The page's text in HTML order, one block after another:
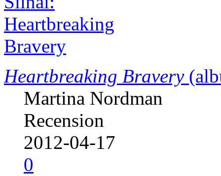
Heartbreaking Bravery
Martina Nordman
Recension
2012-04-17
0